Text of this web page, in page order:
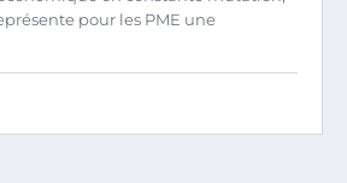
pour les PME une